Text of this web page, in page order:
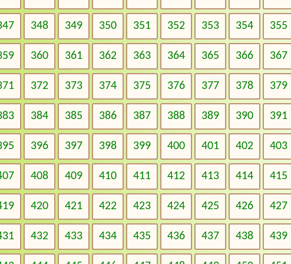
348 349 350 351 352 353 354 355
360 361 362 363 364 365 366 367
372 373 374 375 376 377 378 379
384 385 386 387 388 389 390 391
396 397 398 399 400 401 402 403
408 409 410 411 412 413 414 415
420 421 422 423 424 425 426 427
432 433 434 435 436 437 438 439